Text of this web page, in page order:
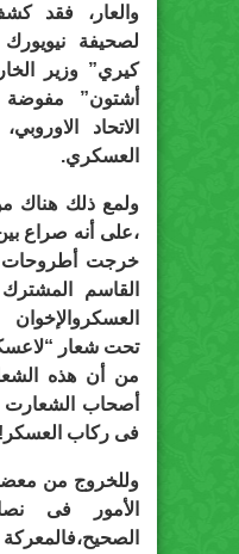
والعار، فقد
لصحيفة
كيري” وزير
أشتون”
الاتحاد
العسكري.
ولمع ذلك هناك
،على أنه صراع
خرجت أطروحات
القاسم
تحت شعار
من أن هذه
أصحاب الشعارت
فى ركاب
وللخروج من
الأمور فى